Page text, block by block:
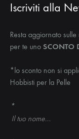
Iscriviti alla
Resta aggiornato
per te uno SCONTO
*lo sconto non si
Hobbisti per la Pelle
*